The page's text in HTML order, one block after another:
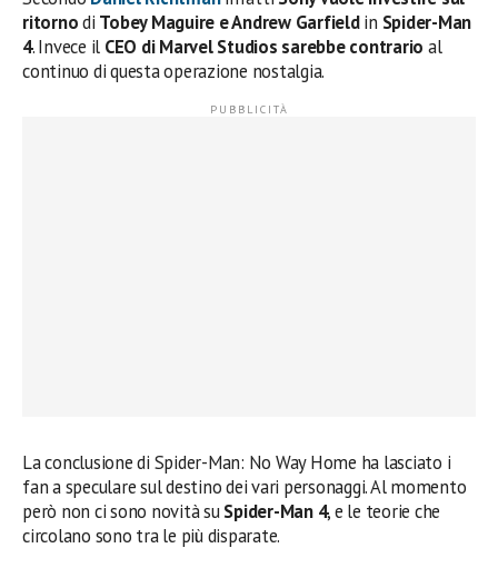
ritornodi Tobey Maguire e Andrew Garfieldin Spider-Man
4. Invece il CEO di Marvel Studios sarebbe contrario al
continuo di questa operazione nostalgia.
La conclusione di Spider-Man: No Way Home ha lasciato i
fan a speculare sul destino dei vari personaggi. Al momento
però non ci sono novità suSpider-Man 4, e le teorie che
circolano sono tra le più disparate.